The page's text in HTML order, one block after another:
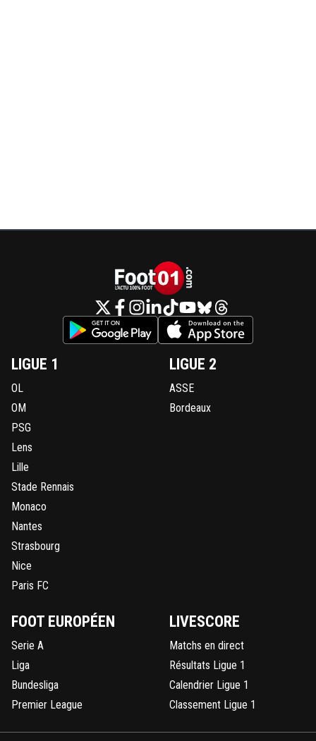
LIGUE 1
OL
OM
PSG
Lens
Lille
Stade Rennais
Monaco
Nantes
Strasbourg
Nice
Paris FC
LIGUE 2
ASSE
Bordeaux
FOOT EUROPÉEN
Serie A
Liga
Bundesliga
Premier League
LIVESCORE
Matchs en direct
Résultats Ligue 1
Calendrier Ligue 1
Classement Ligue 1